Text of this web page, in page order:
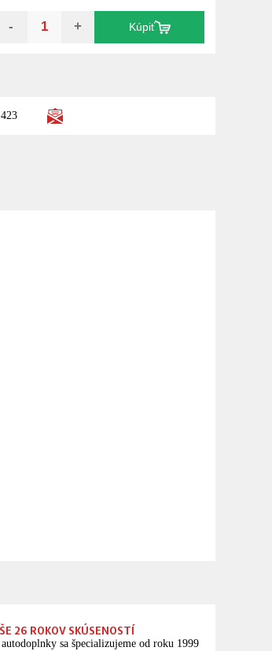
- + Kúpiť
26 ROKOV SKÚSENOSTÍ
sa špecializujeme od roku 1999